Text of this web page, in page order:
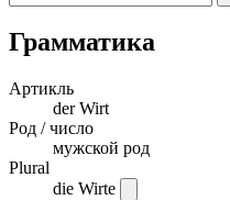
Грамматика
Артикль
derWirt
Род / число
мужской род
Plural
die Wirte